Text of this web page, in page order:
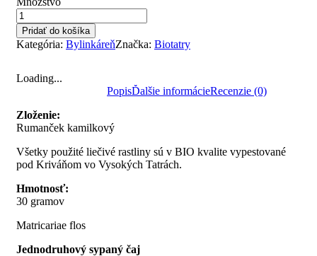
Pridať do košíka
Kategória: BylinkáreňZnačka: Biotatry
Loading...
PopisĎalšie informácieRecenzie (0)
Zloženie:
Rumanček kamilkový
Všetky použité liečivé rastliny sú v BIO kvalite vypestované
pod Kriváňom vo Vysokých Tatrách.
Hmotnosť:
30 gramov
Matricariae flos
Jednodruhový sypaný čaj